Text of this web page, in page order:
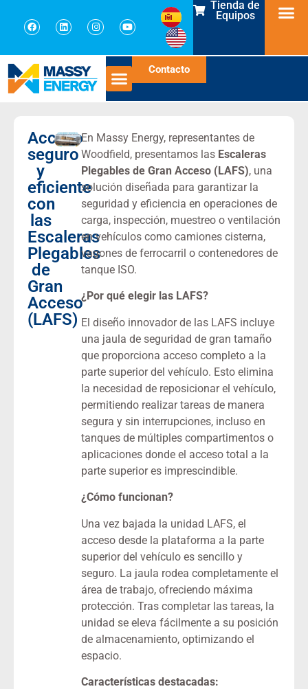
Tienda de
Equipos
Contacto
Acceso
seguro
y
eficiente
con
las
Escaleras
Plegables
de
Gran
Acceso
(LAFS)
En Massy Energy, representantes de
Woodfield, presentamos las Escaleras
Plegables de Gran Acceso (LAFS), una
solución diseñada para garantizar la
seguridad y eficiencia en operaciones de
carga, inspección, muestreo o ventilación
en vehículos como camiones cisterna,
vagones de ferrocarril o contenedores de
tanque ISO.
¿Por qué elegir las LAFS?
El diseño innovador de las LAFS incluye
una jaula de seguridad de gran tamaño
que proporciona acceso completo a la
parte superior del vehículo. Esto elimina
la necesidad de reposicionar el vehículo,
permitiendo realizar tareas de manera
segura y sin interrupciones, incluso en
tanques de múltiples compartimentos o
aplicaciones donde el acceso total a la
parte superior es imprescindible.
¿Cómo funcionan?
Una vez bajada la unidad LAFS, el
acceso desde la plataforma a la parte
superior del vehículo es sencillo y
seguro. La jaula rodea completamente el
área de trabajo, ofreciendo máxima
protección. Tras completar las tareas, la
unidad se eleva fácilmente a su posición
de almacenamiento, optimizando el
espacio.
Características destacadas: